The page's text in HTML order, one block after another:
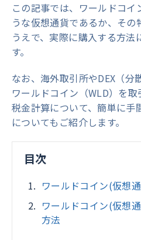
この記事では、ワールドコイ
うな仮想通貨であるか、そ
うえで、実際に購入する方法
す。
なお、海外取引所やDEX（分
ワールドコイン（WLD）を
税金計算について、簡単に手
についてもご紹介します。
目次
ワールドコイン(仮想
ワールドコイン(仮想
方法